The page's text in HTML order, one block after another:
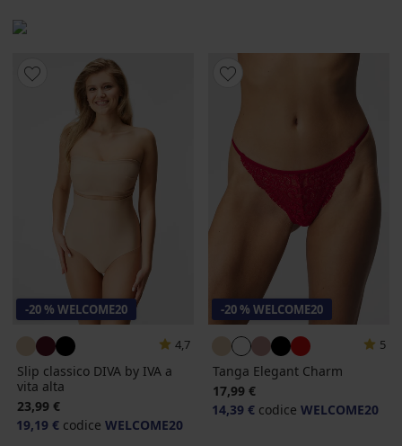
-20 % WELCOME20
4,7
Slip classico DIVA by IVA a
vita alta
23,99 €
19,19 € codice WELCOME20
-20 % WELCOME20
5
Tanga Elegant Charm
17,99 €
14,39 € codice WELCOME20